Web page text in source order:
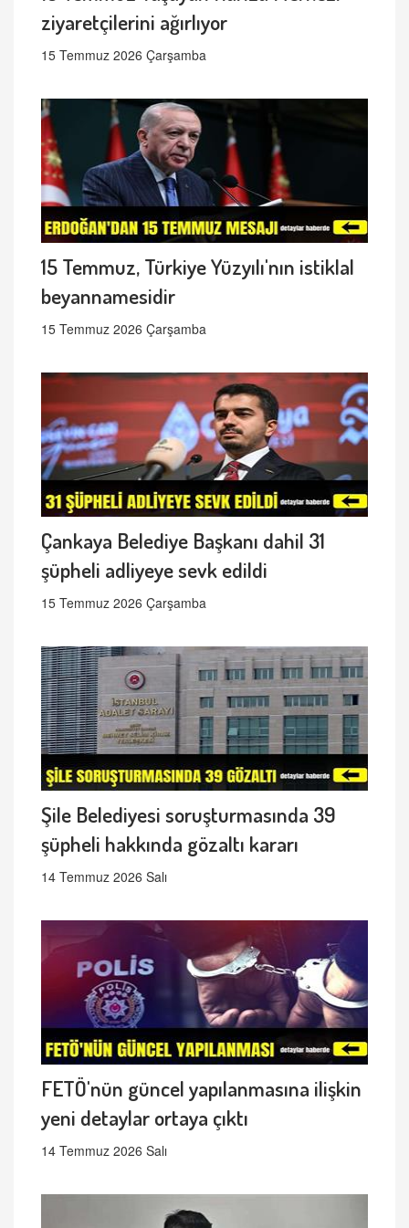
ziyaretçilerini ağırlıyor
15 Temmuz 2026 Çarşamba
15 Temmuz, Türkiye Yüzyılı'nın istiklal
beyannamesidir
15 Temmuz 2026 Çarşamba
Çankaya Belediye Başkanı dahil 31
şüpheli adliyeye sevk edildi
15 Temmuz 2026 Çarşamba
Şile Belediyesi soruşturmasında 39
şüpheli hakkında gözaltı kararı
14 Temmuz 2026 Salı
FETÖ'nün güncel yapılanmasına ilişkin
yeni detaylar ortaya çıktı
14 Temmuz 2026 Salı